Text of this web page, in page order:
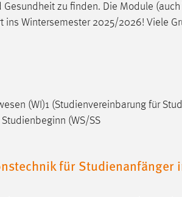
Gesundheit zu finden. Die Module
Wintersemester 2025/2026! Viele
(WI)1 (Studienvereinbarung für
(WS/SS
für Studienanfänger